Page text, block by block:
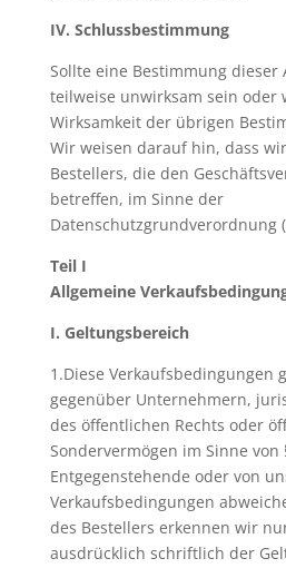
IV. Schlussbestimmung
Sollte eine Bestimmung dieser
teilweise unwirksam sein oder
Wirksamkeit der übrigen
Wir weisen darauf hin, dass
Bestellers, die den
betreffen, im Sinne der
Datenschutzgrundverordnung
Teil I
Allgemeine
I. Geltungsbereich
1.Diese Verkaufsbedingungen
gegenüber Unternehmern,
des öffentlichen Rechts oder
Sondervermögen im Sinne von
Entgegenstehende oder von
Verkaufsbedingungen
des Bestellers erkennen wir
ausdrücklich schriftlich der